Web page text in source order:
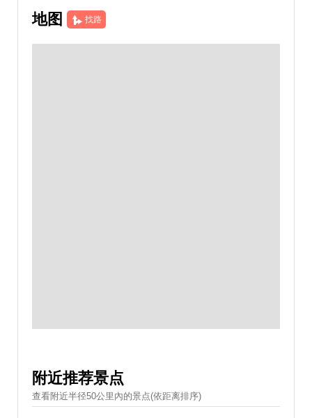
地图 找路
附近推荐景点
查看附近半径50公里內的景点(依距离排序)